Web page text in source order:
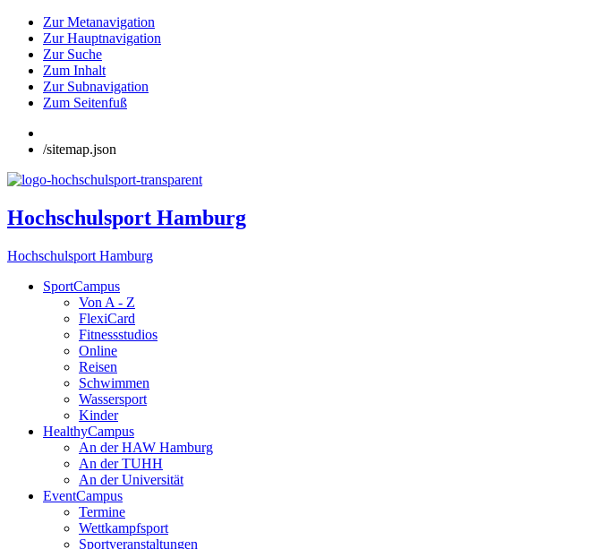
Zur Metanavigation
Zur Hauptnavigation
Zur Suche
Zum Inhalt
Zur Subnavigation
Zum Seitenfuß
/sitemap.json
Hochschulsport Hamburg
Hochschulsport Hamburg
SportCampus
Von A - Z
FlexiCard
Fitnessstudios
Online
Reisen
Schwimmen
Wassersport
Kinder
HealthyCampus
An der HAW Hamburg
An der TUHH
An der Universität
EventCampus
Termine
Wettkampfsport
Sportveranstaltungen